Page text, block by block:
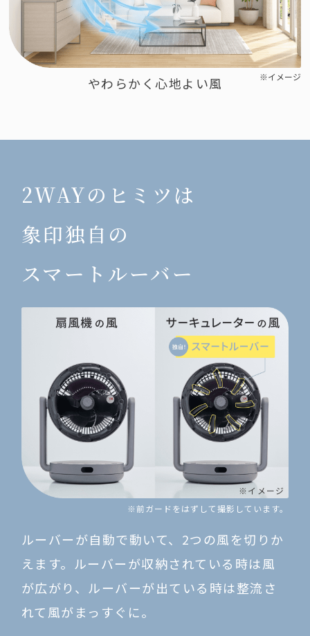
※イメージ
やわらかく心地よい風
2WAYのヒミツは
象印独自の
スマートルーバー
※イメージ
※前ガードをはずして撮影しています。
ルーバーが自動で動いて、 2つの風を切りか
えます。 ルーバーが収納されている時は風
が広がり、 ルーバーが出ている時は整流さ
れて風がまっすぐに。